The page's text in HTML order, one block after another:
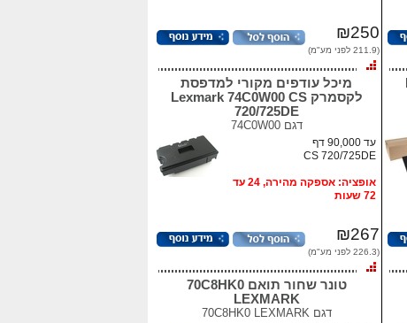
₪250
(211.9 לפני מע"מ)
מיכל עודפים מקורי למדפסת
לקסמרק Lexmark 74C0W00 CS
720/725DE
דגם74C0W00
עד 90,000 דף
CS 720/725DE
אופציה: אספקה מהירה, 24 עד
72 שעות
₪267
(226.3 לפני מע"מ)
טונר שחור תואם 70C8HK0
LEXMARK
דגם70C8HK0 LEXMARK